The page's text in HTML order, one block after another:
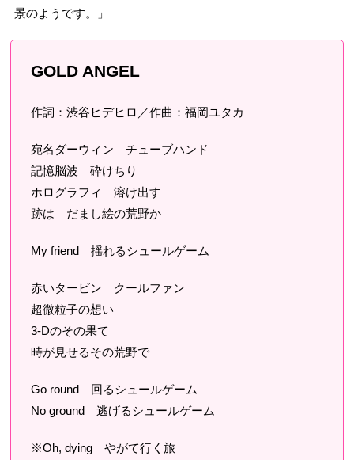
景のようです。」
GOLD ANGEL
作詞：渋谷ヒデヒロ／作曲：福岡ユタカ
宛名ダーウィン チューブハンド
記憶脳波 砕けちり
ホログラフィ 溶け出す
跡は だまし絵の荒野か
My friend 揺れるシュールゲーム
赤いタービン クールファン
超微粒子の想い
3-Dのその果て
時が見せるその荒野で
Go round 回るシュールゲーム
No ground 逃げるシュールゲーム
※Oh, dying やがて行く旅